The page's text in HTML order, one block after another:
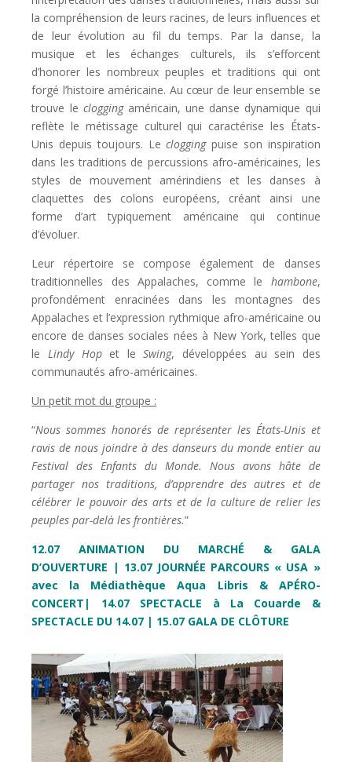
la compréhension de leurs racines, de leurs influences et
de leur évolution au fil du temps. Par la danse, la
musique et les échanges culturels, ils s’efforcent
d’honorer les nombreux peuples et traditions qui ont
forgé l’histoire américaine. Au cœur de leur ensemble se
trouve le cloggingaméricain, une danse dynamique qui
reflète le métissage culturel qui caractérise les États-
Unis depuis toujours. Lecloggingpuise son inspiration
dans les traditions de percussions afro-américaines, les
styles de mouvement amérindiens et les danses à
claquettes des colons européens, créant ainsi une
forme d’art typiquement américaine qui continue
d’évoluer.
Leur répertoire se compose également de danses
traditionnelles des Appalaches, comme le hambone,
profondément enracinées dans les montagnes des
Appalaches et l’expression rythmique afro-américaine ou
encore de danses sociales nées à New York, telles que
le Lindy Hopet leSwing, développées au sein des
communautés afro-américaines.
Un petit mot du groupe :
“Nous sommes honorés de représenter les États-Unis et
ravis de nous joindre à des danseurs du monde entier au
Festival des Enfants du Monde. Nous avons hâte de
partager nos traditions, d’apprendre des autres et de
célébrer le pouvoir des arts et de la culture de relier les
peuples par-delà les frontières.”
12.07 ANIMATION DU MARCHÉ & GALA
D’OUVERTURE | 13.07 JOURNÉE PARCOURS « USA »
avec la Médiathèque Aqua Libris & APÉRO-
CONCERT| 14.07 SPECTACLE à La Couarde &
SPECTACLE DU 14.07 | 15.07 GALA DE CLÔTURE